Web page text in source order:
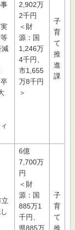
減
2,902万
2千円
＜財
源：国
1,246万
4千円、
市1,655
万8千円
＞
子
育
て
推
進
課
6億
7,700万
円
＜財
源：国
885万1
千円、
県885万
子
育
て
推